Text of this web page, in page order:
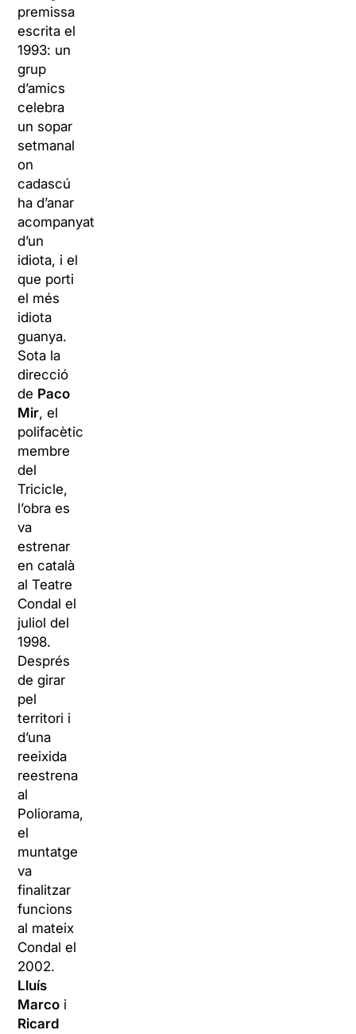
premissa
escrita el
1993: un
grup
d’amics
celebra
un sopar
setmanal
on
cadascú
ha d’anar
acompanyat
d’un
idiota, i el
que porti
el més
idiota
guanya.
Sota la
direcció
de Paco
Mir, el
polifacètic
membre
del
Tricicle,
l’obra es
va
estrenar
en català
al Teatre
Condal el
juliol del
1998.
Després
de girar
pel
territori i
d’una
reeixida
reestrena
al
Poliorama,
el
muntatge
va
finalitzar
funcions
al mateix
Condal el
2002.
Lluís
Marco i
Ricard